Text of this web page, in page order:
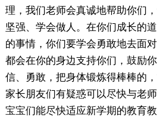
理，我们老师会真诚地帮助你们
坚强、学会做人。在你们成长的
的事情，你们要学会勇敢地去面
都会在你的身边支持你们，鼓励
信、勇敢，把身体锻炼得棒棒的
家长朋友们有疑惑可以尽快与老
宝宝们能尽快适应新学期的教育教